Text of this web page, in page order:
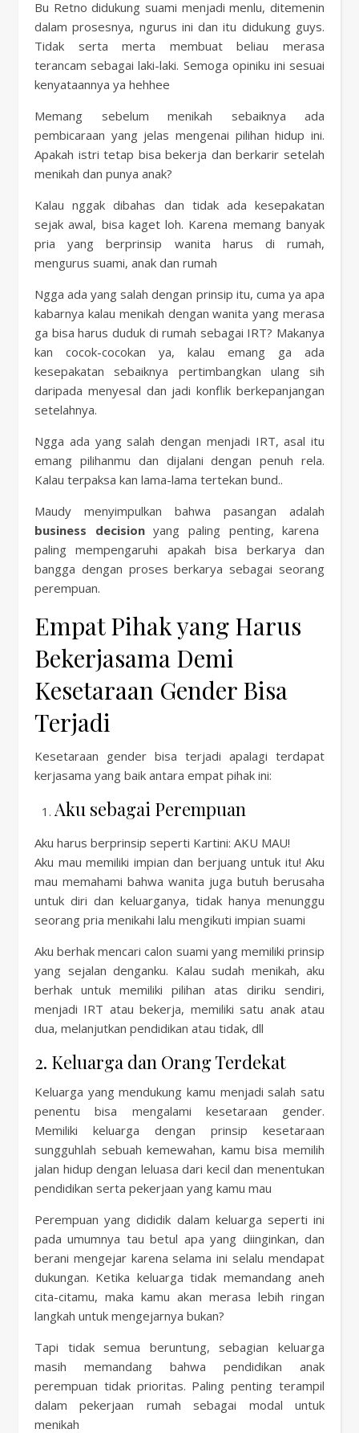
Bu Retno didukung suami menjadi menlu, ditemenin
dalam prosesnya, ngurus ini dan itu didukung guys.
Tidak serta merta membuat beliau merasa
terancam sebagai laki-laki. Semoga opiniku ini sesuai
kenyataannya ya hehhee
Memang sebelum menikah sebaiknya ada
pembicaraan yang jelas mengenai pilihan hidup ini.
Apakah istri tetap bisa bekerja dan berkarir setelah
menikah dan punya anak?
Kalau nggak dibahas dan tidak ada kesepakatan
sejak awal, bisa kaget loh. Karena memang banyak
pria yang berprinsip wanita harus di rumah,
mengurus suami, anak dan rumah
Ngga ada yang salah dengan prinsip itu, cuma ya apa
kabarnya kalau menikah dengan wanita yang merasa
ga bisa harus duduk di rumah sebagai IRT? Makanya
kan cocok-cocokan ya, kalau emang ga ada
kesepakatan sebaiknya pertimbangkan ulang sih
daripada menyesal dan jadi konflik berkepanjangan
setelahnya.
Ngga ada yang salah dengan menjadi IRT, asal itu
emang pilihanmu dan dijalani dengan penuh rela.
Kalau terpaksa kan lama-lama tertekan bund..
Maudy menyimpulkan bahwa pasangan adalah
business decisionyang paling penting, karena
paling mempengaruhi apakah bisa berkarya dan
bangga dengan proses berkarya sebagai seorang
perempuan.
Empat Pihak yang Harus
Bekerjasama Demi
Kesetaraan Gender Bisa
Terjadi
Kesetaraan gender bisa terjadi apalagi terdapat
kerjasama yang baik antara empat pihak ini:
Aku sebagai Perempuan
Aku harus berprinsip seperti Kartini: AKU MAU!
Aku mau memiliki impian dan berjuang untuk itu! Aku
mau memahami bahwa wanita juga butuh berusaha
untuk diri dan keluarganya, tidak hanya menunggu
seorang pria menikahi lalu mengikuti impian suami
Aku berhak mencari calon suami yang memiliki prinsip
yang sejalan denganku. Kalau sudah menikah, aku
berhak untuk memiliki pilihan atas diriku sendiri,
menjadi IRT atau bekerja, memiliki satu anak atau
dua, melanjutkan pendidikan atau tidak, dll
2. Keluarga dan Orang Terdekat
Keluarga yang mendukung kamu menjadi salah satu
penentu bisa mengalami kesetaraan gender.
Memiliki keluarga dengan prinsip kesetaraan
sungguhlah sebuah kemewahan, kamu bisa memilih
jalan hidup dengan leluasa dari kecil dan menentukan
pendidikan serta pekerjaan yang kamu mau
Perempuan yang dididik dalam keluarga seperti ini
pada umumnya tau betul apa yang diinginkan, dan
berani mengejar karena selama ini selalu mendapat
dukungan. Ketika keluarga tidak memandang aneh
cita-citamu, maka kamu akan merasa lebih ringan
langkah untuk mengejarnya bukan?
Tapi tidak semua beruntung, sebagian keluarga
masih memandang bahwa pendidikan anak
perempuan tidak prioritas. Paling penting terampil
dalam pekerjaan rumah sebagai modal untuk
menikah